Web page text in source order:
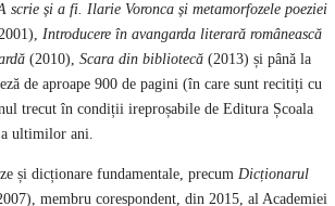
scrie și a fi. Ilarie Voronca și metamorfozele poeziei
Introducere în avangarda literară românească
(2010), Scara din bibliotecă (2013) și până la
de aproape 900 de pagini (în care sunt recitiți cu
trecut în condiții ireproșabile de Editura Școala
a ultimilor ani.
și dicționare fundamentale, precum Dicționarul
membru corespondent, din 2015, al Academiei